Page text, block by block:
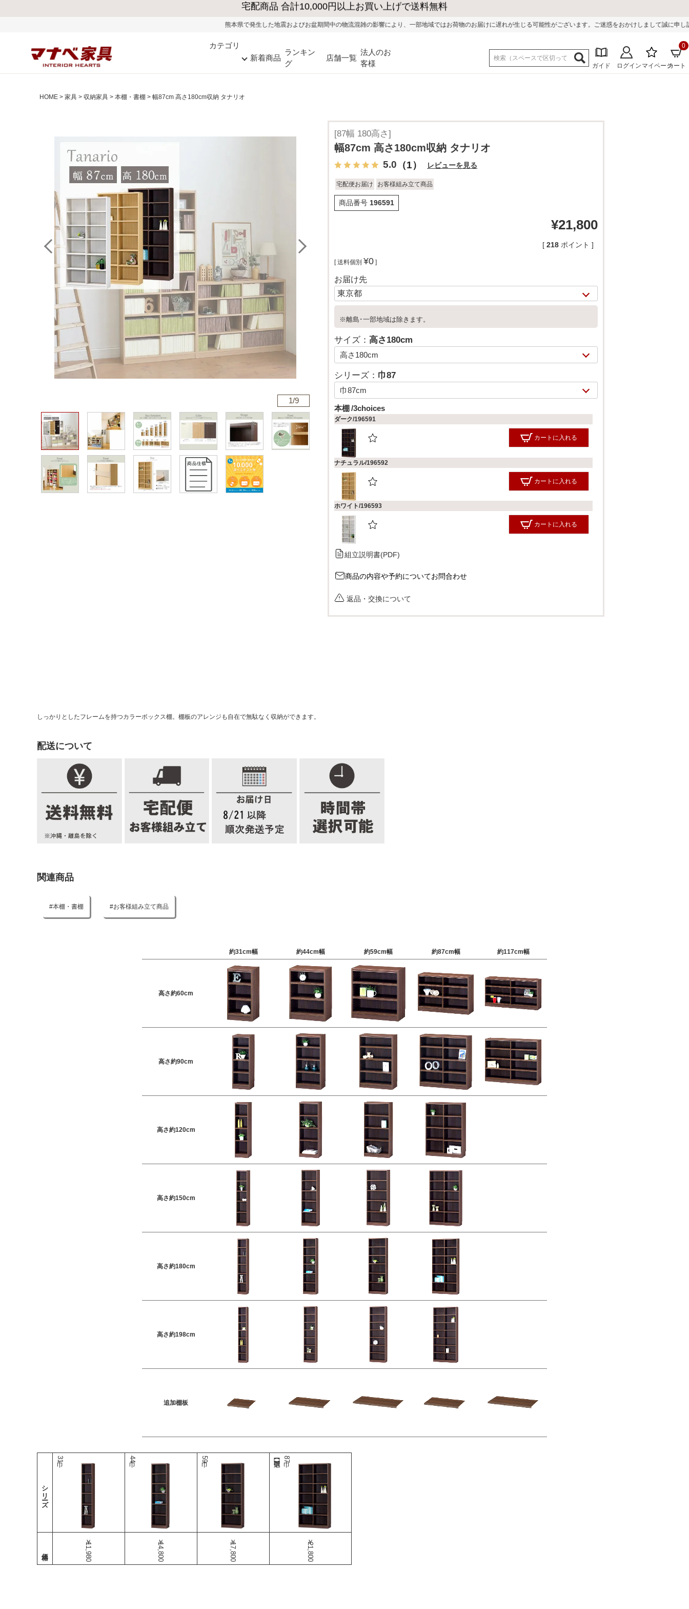
熊本県で発生した地震およびお盆期間中の物流混雑の影響により、一部地域ではお荷物のお届けに遅れが生じる可能性がございます。ご迷惑をおかけしまして誠に申し訳ございません。
カテゴリ
新着商品
ランキン
グ
店舗一覧
法人のお
客様
ガイド ログイン マイページカート
0
HOME 家具 収納家具 本棚・書棚 幅87cm 高さ180cm収納 タナリオ
1/9 2/9
[87幅 180高さ]
幅87cm 高さ180cm収納 タナリオ
5.0 （1） レビューを見る
宅配便お届け お客様組み立て商品
商品番号 196591
¥21,800
[ 218 ポイント ]
送料個別 ¥0
お届け先
※離島･一部地域は除きます。
サイズ： 高さ180cm
シリーズ： 巾87
本棚 3choices
ダーク/196591
カートに入れる
ナチュラル/196592
カートに入れる
ホワイト/196593
カートに入れる
組立説明書(PDF)
商品の内容や予約についてお問合わせ
返品・交換について
しっかりとしたフレームを持つカラーボックス棚。棚板のアレンジも自在で無駄なく収納ができます。
配送について
関連商品
本棚・書棚 お客様組み立て商品
約31cm幅 約44cm幅 約59cm幅 約87cm幅 約117cm幅
高さ約60cm
高さ約90cm
高さ約120cm
高さ約150cm
高さ約180cm
高さ約198cm
追加棚板
シリーズ
巾31
￥11,980
巾44
￥14,800
巾59
￥17,800
巾87
￥21,800